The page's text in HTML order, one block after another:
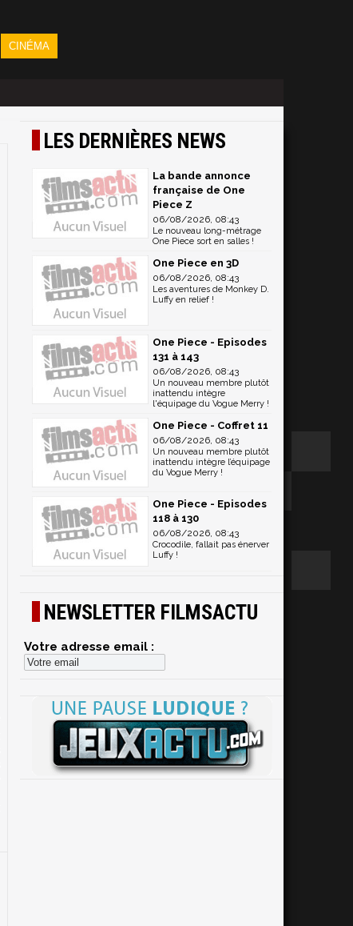
CINÉMA
LES DERNIÈRES NEWS
La bande annonce
française de One
Piece Z
06/08/2026, 08:43
Le nouveau long-métrage
One Piece sort en salles !
One Piece en 3D
06/08/2026, 08:43
Les aventures de Monkey D.
Luffy en relief !
One Piece - Episodes
131 à 143
06/08/2026, 08:43
Un nouveau membre plutôt
inattendu intègre
l'équipage du Vogue Merry !
One Piece - Coffret 11
06/08/2026, 08:43
Un nouveau membre plutôt
inattendu intègre l’équipage
du Vogue Merry !
One Piece - Episodes
118 à 130
06/08/2026, 08:43
Crocodile, fallait pas énerver
Luffy !
NEWSLETTER FILMSACTU
Votre adresse email :